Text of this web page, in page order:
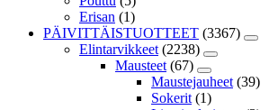
Erisan (1)
PÄIVITTÄISTUOTTEET (3367)
Elintarvikkeet (2238)
Mausteet (67)
Maustejauheet (39)
Sokerit (1)